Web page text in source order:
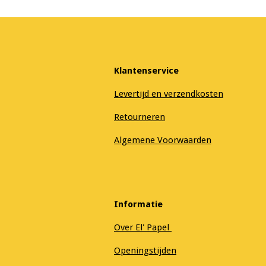
Klantenservice
Levertijd en verzendkosten
Retourneren
Algemene Voorwaarden
Informatie
Over El' Papel
Openingstijden